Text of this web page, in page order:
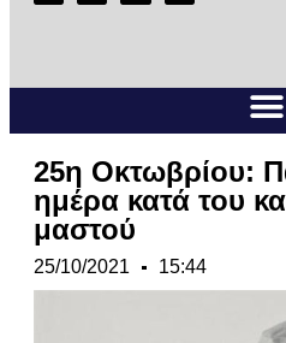
25η Οκτωβρίου:
ημέρα κατά του
μαστού
25/10/2021 15:44